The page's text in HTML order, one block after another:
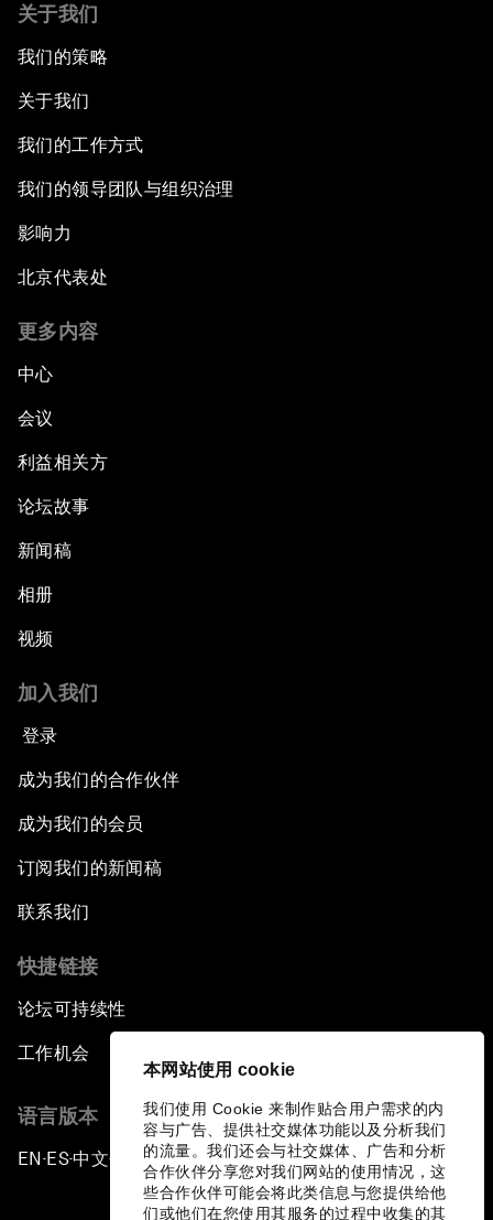
本网站使用 cookie
我们使用 Cookie 来制作贴合用户需求的内
容与广告、提供社交媒体功能以及分析我们
的流量。我们还会与社交媒体、广告和分析
合作伙伴分享您对我们网站的使用情况，这
些合作伙伴可能会将此类信息与您提供给他
们或他们在您使用其服务的过程中收集的其
关于我们
我们的策略
关于我们
我们的工作方式
我们的领导团队与组织治理
影响力
北京代表处
更多内容
中心
会议
利益相关方
论坛故事
新闻稿
相册
视频
加入我们
登录
成为我们的合作伙伴
成为我们的会员
订阅我们的新闻稿
联系我们
快捷链接
论坛可持续性
工作机会
语言版本
EN ▪ES▪中文▪ 日本語